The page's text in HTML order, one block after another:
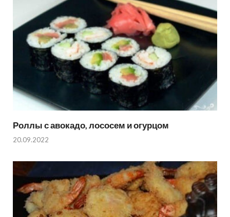
Роллы с авокадо, лососем и огурцом
20.09.2022